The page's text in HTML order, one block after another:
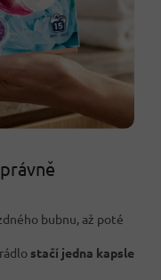
bubnu, až poté
stačí jedna kapsle